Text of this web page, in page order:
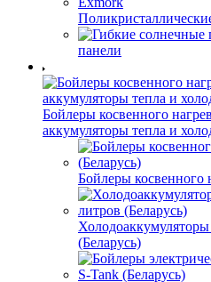
панели
Бойлеры косвенного
аккумуляторы тепла и
Бойлеры косвенного
(Беларусь)